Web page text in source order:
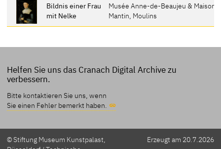
Bildnis einer Frau
mit Nelke
Musée Anne-de-Beaujeu & Maison
Mantin, Moulins
Helfen Sie uns das Cranach Digital Archive zu
verbessern.
Bitte kontaktieren Sie uns, wenn
Sie einen Fehler bemerkt haben.
© Stiftung Museum Kunstpalast,
Erzeugt am 20.7.2026